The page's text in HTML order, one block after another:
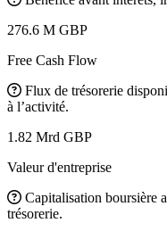
276.6 M GBP
Free Cash Flow
Flux de trésorerie
à l’activité.
1.82 Mrd GBP
Valeur d'entreprise
Capitalisation boursière
trésorerie.